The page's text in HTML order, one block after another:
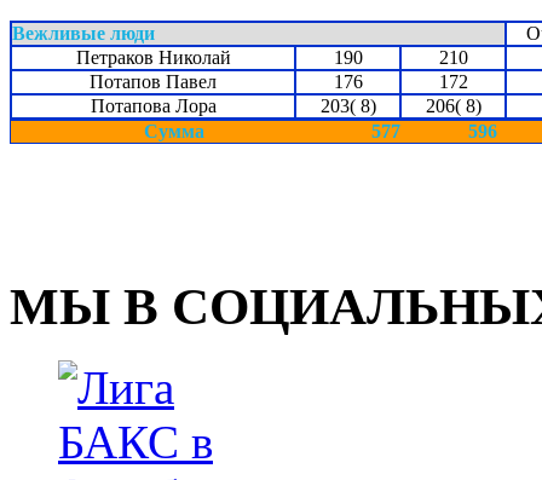
Вежливые люди
Петраков Николай
190
210
Потапов Павел
176
172
Потапова Лора
203( 8)
206( 8)
Сумма
577 596
МЫ В